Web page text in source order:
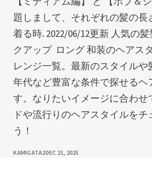
題しまして、それぞれの髪の長
着る時. 2022/06/12更新 人気の
クアップ ️ ロング 和装のヘアス
レンジ一覧。最新のスタイルや
年代など豊富な条件で探せるヘ
す。なりたいイメージに合わせ
ドや流行りのヘアスタイルをチ
う！
KAMIGATA2DEC 21, 2025